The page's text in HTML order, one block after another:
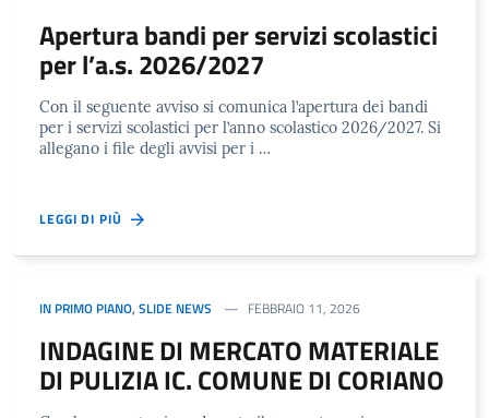
Apertura bandi per servizi scolastici
per l’a.s. 2026/2027
Con il seguente avviso si comunica l’apertura dei bandi
per i servizi scolastici per l’anno scolastico 2026/2027. Si
allegano i file degli avvisi per i …
LEGGI DI PIÙ
IN PRIMO PIANO, SLIDE NEWS FEBBRAIO 11, 2026
INDAGINE DI MERCATO MATERIALE
DI PULIZIA IC. COMUNE DI CORIANO